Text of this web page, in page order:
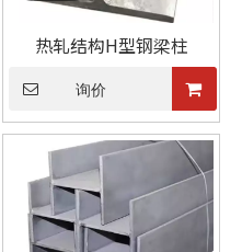
热轧结构H型钢梁柱
询价